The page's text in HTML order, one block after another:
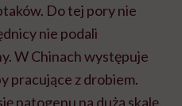
Do tej pory nie
nie podali
W Chinach występuje
pracujące z drobiem.
patogenu na dużą skalę.